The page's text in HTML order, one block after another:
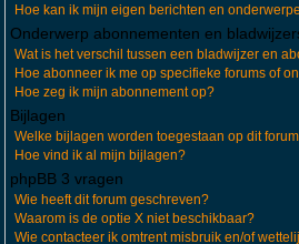
Hoe kan ik mijn eigen berichten en
Onderwerp abonnementen en
Wat is het verschil tussen een bladwijzer en
Hoe abonneer ik me op specifieke forums of
Hoe zeg ik mijn abonnement op?
Bijlagen
Welke bijlagen worden toegestaan op dit
Hoe vind ik al mijn bijlagen?
phpBB 3 vragen
Wie heeft dit forum geschreven?
Waarom is de optie X niet beschikbaar?
Wie contacteer ik omtrent misbruik en/of